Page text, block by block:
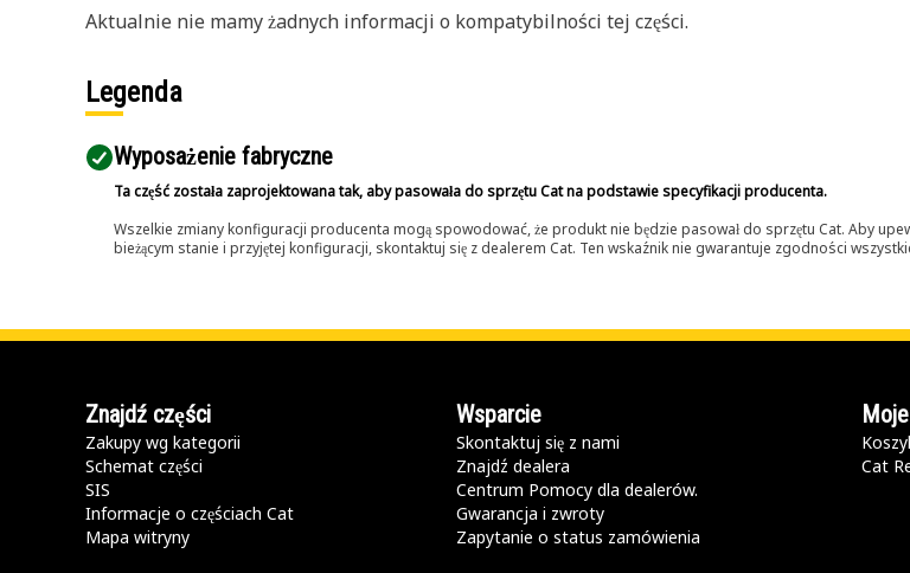
Aktualnie nie mamy żadnych informacji o kompatybilności tej części.
Legenda
Wyposażenie fabryczne
Ta część została zaprojektowana tak, aby pasowała do sprzętu Cat na podstawie specyfikacji producenta.
Wszelkie zmiany konfiguracji producenta mogą spowodować, że produkt nie będzie pasował do sprzętu Cat. Aby
bieżącym stanie i przyjętej konfiguracji, skontaktuj się z dealerem Cat. Ten wskaźnik nie gwarantuje zgodności
Znajdź części
Zakupy wg kategorii
Schemat części
SIS
Informacje o częściach Cat
Mapa witryny
Wsparcie
Skontaktuj się z nami
Znajdź dealera
Centrum Pomocy dla dealerów.
Gwarancja i zwroty
Zapytanie o status zamówienia
Cat